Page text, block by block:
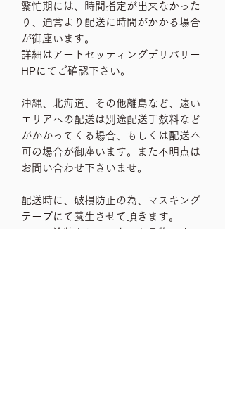
繁忙期には、時間指定が出来なかった
り、通常より配送に時間がかかる場合
が御座います。
詳細はアートセッティングデリバリー
HPにてご確認下さい。
沖縄、北海道、その他離島など、遠い
エリアへの配送は別途配送手数料など
がかかってくる場合、もしくは配送不
可の場合が御座います。また不明点は
お問い合わせ下さいませ。
配送時に、破損防止の為、マスキング
テープにて養生させて頂きます。